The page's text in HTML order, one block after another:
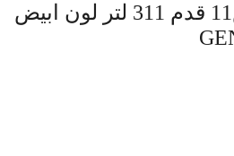
ثلاجة جنرال كلاس11 قدم 311 لتر لون ابيض